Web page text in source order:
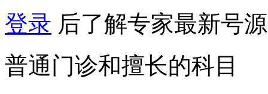
登录 后了解专家最新号
普通门诊和擅长的科目